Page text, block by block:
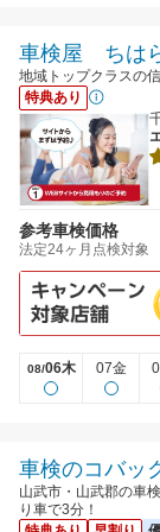
車検屋 ちは
地域トップクラスの
特典あり
参考車検価格
法定24ヶ月点検対象
08/06木 07金
車検のコバ
山武市・山武郡の車
り車で3分！